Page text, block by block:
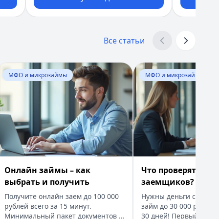
де...
условия у...
кредитной истории. Суммы от 5 000 до 300 000
под 0%. Для оформления нужен только паспорт
одобрением до 30 000 рублей.
Все статьи
к статье:Онлайн займы – как выбрать и
МФО и микрозаймы
Онлайн займы – как
выбрать и получить
Получите онлайн заем до 100 000
рублей всего за 15 минут.
Минимальный пакет документов -
Перейти к статье:
МФО и микрозаймы
Что проверят
заемщиков?
Нужны деньги
займ до 30 000 рублей
30 дней! Первый займ